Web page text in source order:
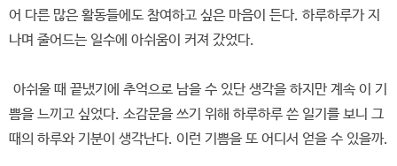
어 다른 많은 활동들에도 참여하고 싶은 마음이 든다. 하루하루가 지
나며 줄어드는 일수에 아쉬움이 커져 갔었다.
아쉬울 때 끝냈기에 추억으로 남을 수 있단 생각을 하지만 계속 이 기
쁨을 느끼고 싶었다. 소감문을 쓰기 위해 하루하루 쓴 일기를 보니 그
때의 하루와 기분이 생각난다. 이런 기쁨을 또 어디서 얻을 수 있을까.